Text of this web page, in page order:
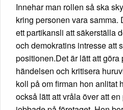
Innehar man rollen så ska
kring personen vara samma.
ett partikansli att säkerställa
och demokratins intresse att
positionen.Det är lätt att
händelsen och kritisera
koll på om firman hon anlitat
också lätt att vråla över att